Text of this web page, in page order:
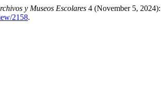
y Museos Escolares 4 (November 5,
2158.